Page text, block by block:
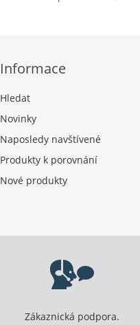
Informace
Hledat
Novinky
Naposledy navštívené
Produkty k porovnání
Nové produkty
Zákaznická podpora.